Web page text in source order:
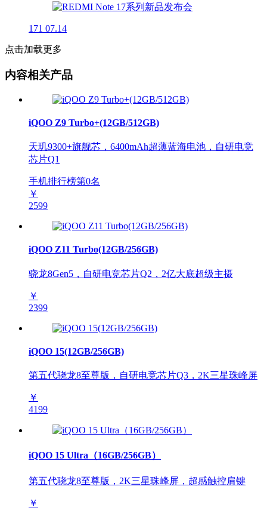
171 07.14
点击加载更多
内容相关产品
iQOO Z9 Turbo+(12GB/512GB)
天玑9300+旗舰芯，6400mAh超薄蓝海电池，自研电竞
芯片Q1
手机排行榜第0名
￥
2599
iQOO Z11 Turbo(12GB/256GB)
骁龙8Gen5，自研电竞芯片Q2，2亿大底超级主摄
￥
2399
iQOO 15(12GB/256GB)
第五代骁龙8至尊版，自研电竞芯片Q3，2K三星珠峰屏
￥
4199
iQOO 15 Ultra（16GB/256GB）
第五代骁龙8至尊版，2K三星珠峰屏，超感触控肩键
￥